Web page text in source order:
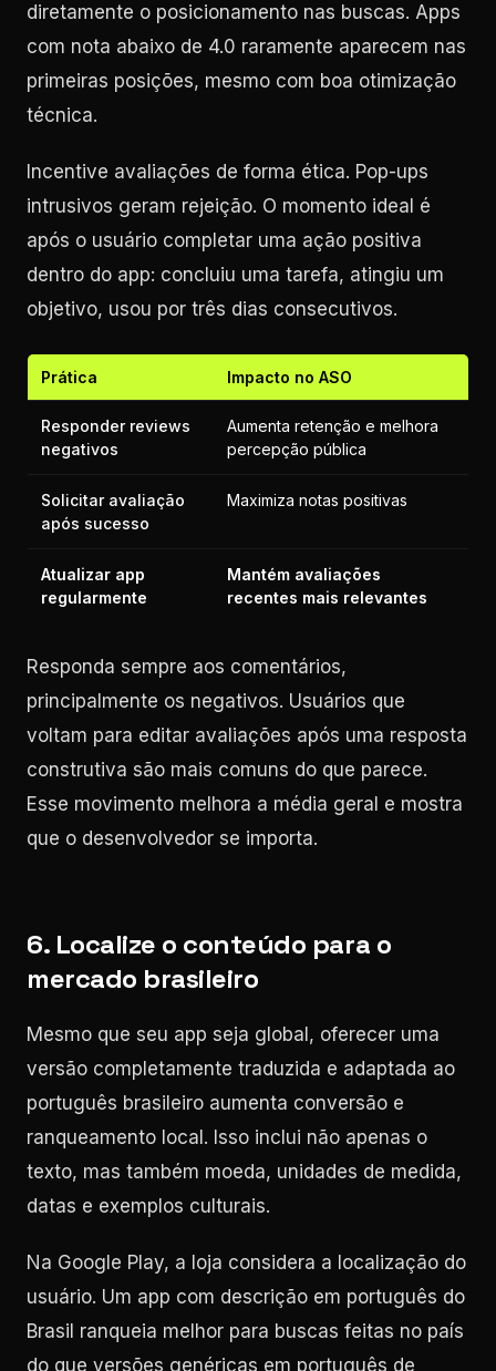
diretamente o posicionamento nas buscas. Apps
com nota abaixo de 4.0 raramente aparecem nas
primeiras posições, mesmo com boa otimização
técnica.
Incentive avaliações de forma ética. Pop-ups
intrusivos geram rejeição. O momento ideal é
após o usuário completar uma ação positiva
dentro do app: concluiu uma tarefa, atingiu um
objetivo, usou por três dias consecutivos.
Prática Impacto no ASO
Responder reviews
negativos
Aumenta retenção e melhora
percepção pública
Solicitar avaliação
após sucesso
Maximiza notas positivas
Atualizar app
regularmente
Mantém avaliações
recentes mais relevantes
Responda sempre aos comentários,
principalmente os negativos. Usuários que
voltam para editar avaliações após uma resposta
construtiva são mais comuns do que parece.
Esse movimento melhora a média geral e mostra
que o desenvolvedor se importa.
6. Localize o conteúdo para o
mercado brasileiro
Mesmo que seu app seja global, oferecer uma
versão completamente traduzida e adaptada ao
português brasileiro aumenta conversão e
ranqueamento local. Isso inclui não apenas o
texto, mas também moeda, unidades de medida,
datas e exemplos culturais.
Na Google Play, a loja considera a localização do
usuário. Um app com descrição em português do
Brasil ranqueia melhor para buscas feitas no país
do que versões genéricas em português de